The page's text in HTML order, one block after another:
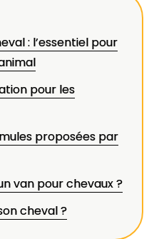
: l’essentiel pour
pour les
proposées par
van pour chevaux ?
cheval ?